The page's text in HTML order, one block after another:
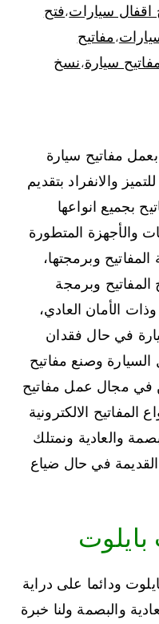
اقفال سيارات،فتح
،مفاتيح
سيارة،نسخ
مفاتيح سيارة
والانفراد بتقديم
بجميع انواعها
والأجهزة المتطورة
وبرمجتها،
وبرمجة
الأمان العادي،
في حال فقدان
وصنع مفاتيح
مجال عمل مفاتيح
الالكترونية
والعادية ونمتلك
القديمة في حال ضياع
ودائما على دراية
والبصمة ولنا خبرة